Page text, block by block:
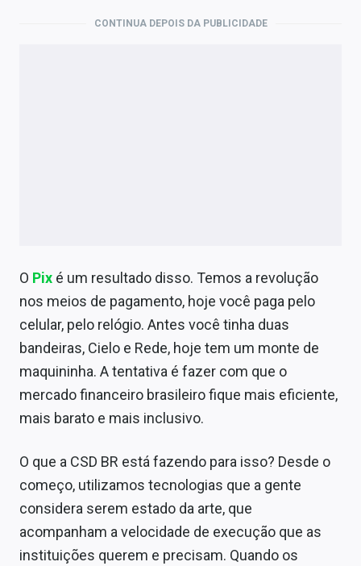
CONTINUA DEPOIS DA PUBLICIDADE
O Pix é um resultado disso. Temos a revolução
nos meios de pagamento, hoje você paga pelo
celular, pelo relógio. Antes você tinha duas
bandeiras, Cielo e Rede, hoje tem um monte de
maquininha. A tentativa é fazer com que o
mercado financeiro brasileiro fique mais eficiente,
mais barato e mais inclusivo.
O que a CSD BR está fazendo para isso? Desde o
começo, utilizamos tecnologias que a gente
considera serem estado da arte, que
acompanham a velocidade de execução que as
instituições querem e precisam. Quando os